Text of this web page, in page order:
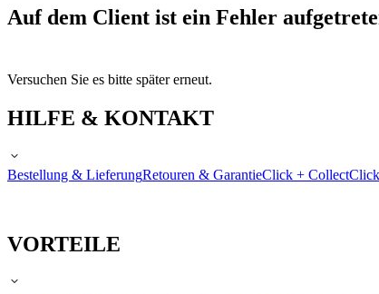
Auf dem Client ist ein Fehler
Versuchen Sie es bitte später erneut.
HILFE & KONTAKT
Bestellung & LieferungRetouren & GarantieClick + Collect
VORTEILE